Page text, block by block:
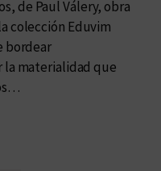
de Paul Válery, obra
colección Eduvim
bordear
la materialidad que